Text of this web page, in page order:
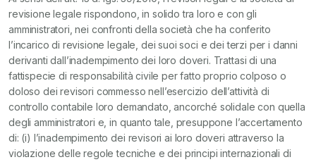
revisione legale rispondono, in solido tra loro e con gli
amministratori, nei confronti della società che ha conferito
l’incarico di revisione legale, dei suoi soci e dei terzi per i danni
derivanti dall’inadempimento dei loro doveri. Trattasi di una
fattispecie di responsabilità civile per fatto proprio colposo o
doloso dei revisori commesso nell’esercizio dell’attività di
controllo contabile loro demandato, ancorché solidale con quella
degli amministratori e, in quanto tale, presuppone l’accertamento
di: (i) l’inadempimento dei revisori ai loro doveri attraverso la
violazione delle regole tecniche e dei principi internazionali di